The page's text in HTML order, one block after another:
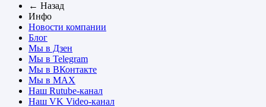
← Назад
Инфо
Новости компании
Блог
Мы в Дзен
Мы в Telegram
Мы в ВКонтакте
Мы в MAX
Наш Rutube-канал
Наш VK Video-канал